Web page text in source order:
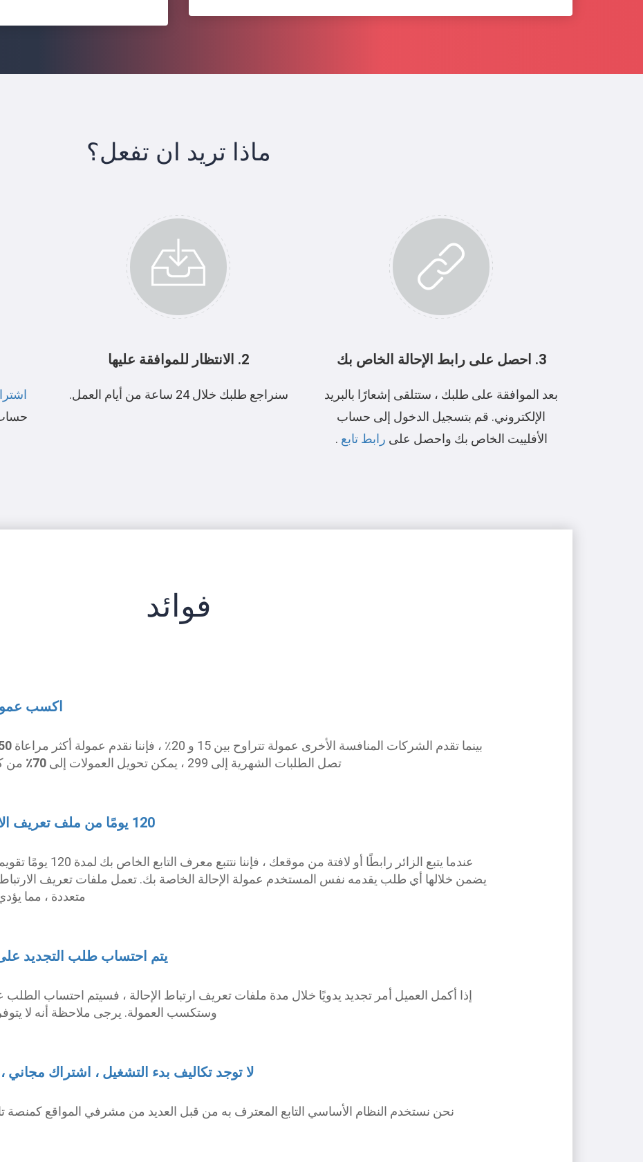
ماذا تريد ان تفعل؟
حساب
2. الانتظار للموافقة عليها
سنراجع طلبك خلال 24 ساعة من أيام العمل.
3. احصل على رابط الإحالة الخاص بك
بعد الموافقة على طلبك ، ستتلقى إشعارًا بالبريد
الإلكتروني. قم بتسجيل الدخول إلى حساب
الأفلييت الخاص بك واحصل على رابط تابع .
فوائد
اكسب
بينما تقدم الشركات المنافسة الأخرى عمولة تتراوح بين 15 و 20٪ ، فإننا نقدم عمولة أكثر مراعاة
تصل الطلبات الشهرية إلى 299 ، يمكن تحويل العمولات إلى
من
120 يومًا من ملف تعريف الارتباط لتتبع الإحالة
يضمن خلالها أي طلب يقدمه نفس المستخدم عمولة الإحالة الخاصة بك. تعمل ملفات تعريف
متعددة ، مما
يتم احتساب طلب التجديد
إذا أكمل العميل أمر تجديد يدويًا خلال مدة ملفات تعريف ارتباط الإحالة ، فسيتم احتساب
وستكسب العمولة. يرجى ملاحظة أنه لا يتوفر
لا توجد تكاليف بدء التشغيل ، اشتراك
نحن نستخدم النظام الأساسي التابع المعترف به من قبل العديد من مشرفي المواقع كمنصة